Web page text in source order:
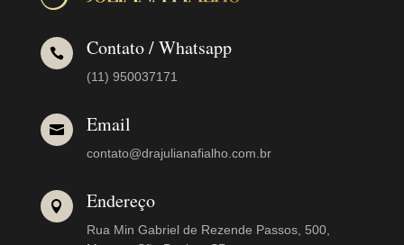
 Contato / Whatsapp
(11) 950037171
 Email
contato@drajulianafialho.com.br
 Endereço
Rua Min Gabriel de Rezende Passos, 500,